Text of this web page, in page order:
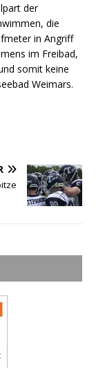
der
die
in Angriff
im Freibad,
somit keine
Weimars.